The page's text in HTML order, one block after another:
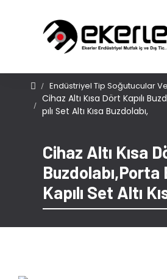
Endüstriyel Tip Soğutucular
Cihaz Altı Kısa Dört Kapılı
Pılı Set Altı Kısa Buzdolabı,
Cihaz Altı Kısa
Buzdolabı,Porta
Kapılı Set Altı